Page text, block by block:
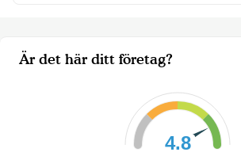
Är det här ditt företag?
4.8